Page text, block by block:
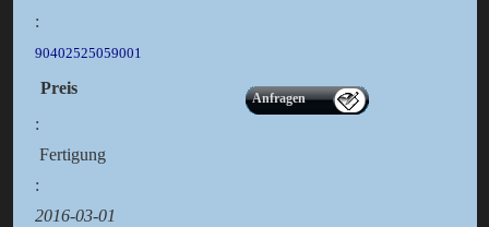
:
90402525059001
Preis
:
Anfragen
Fertigung
:
2016-03-01